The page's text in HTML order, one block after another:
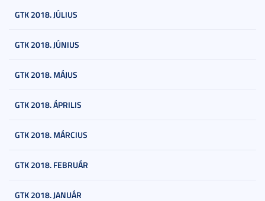
GTK 2018. JÚLIUS
GTK 2018. JÚNIUS
GTK 2018. MÁJUS
GTK 2018. ÁPRILIS
GTK 2018. MÁRCIUS
GTK 2018. FEBRUÁR
GTK 2018. JANUÁR